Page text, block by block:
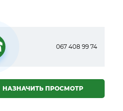
067 408 99 74
НАЗНАЧИТЬ ПРОСМОТР